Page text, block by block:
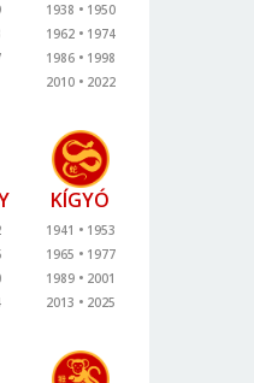
1938
1950
1962
1974
1986
1998
2010
2022
KÍGYÓ
1941
1953
1965
1977
1989
2001
2013
2025